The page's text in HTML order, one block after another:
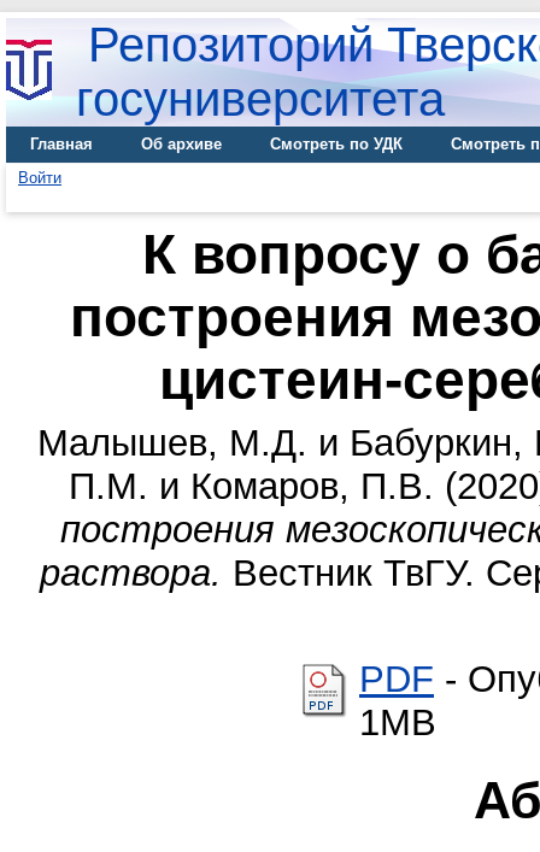
Репозиторий
госуниверситета
Главная Об архиве Смотреть по УДК
Смотреть
Войти
К вопросу о
построения
цистеин-
Малышев, М.Д. и
П.М. и Комаров, П.В.
построения
раствора. Вестник ТвГУ.
PDF -
1MB